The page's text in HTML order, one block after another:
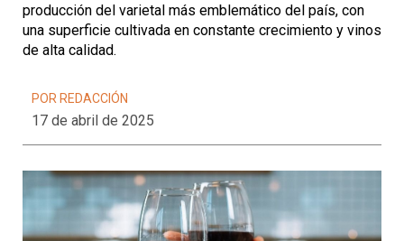
producción del varietal más emblemático del país, con
una superficie cultivada en constante crecimiento y vinos
de alta calidad.
POR REDACCIÓN
17 de abril de 2025